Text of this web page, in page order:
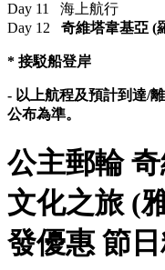
Day 11 海上航行
Day 12 奇維塔韋基亞 (
* 接駁船登岸
- 以上航程及預計到達/
公布為準。
公主郵輪
文化之旅 (
發優惠 節